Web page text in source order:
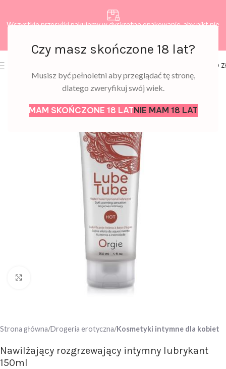
Czy masz skończone 18 lat?
Musisz być pełnoletni aby przeglądać tę stronę,
dlatego zweryfikuj swój wiek.
MAM SKOŃCZONE 18 LATNIE MAM 18 LAT
Wszystkie przesyłki pakujemy w dyskretne opakowanie, aby nikt nie
0,00
Strona główna Drogeria erotyczna Kosmetyki intymne dla kobiet
Nawilżający rozgrzewający intymny lubrykant
150ml